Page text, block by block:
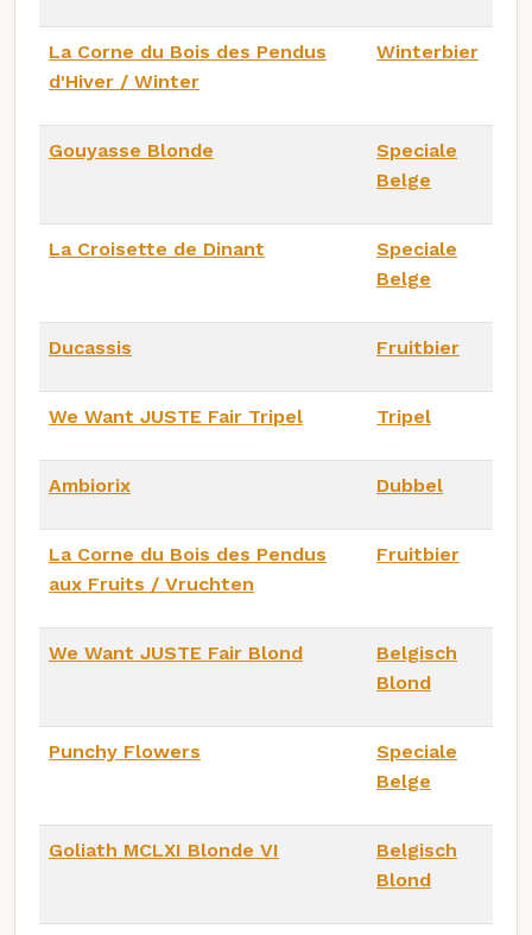
La Corne du Bois des Pendus
d'Hiver / Winter
Winterbier
Gouyasse Blonde
Speciale
Belge
La Croisette de Dinant
Speciale
Belge
Ducassis Fruitbier
We Want JUSTE Fair Tripel Tripel
Ambiorix Dubbel
La Corne du Bois des Pendus
aux Fruits / Vruchten
Fruitbier
We Want JUSTE Fair Blond
Belgisch
Blond
Punchy Flowers
Speciale
Belge
Goliath MCLXI Blonde VI
Belgisch
Blond